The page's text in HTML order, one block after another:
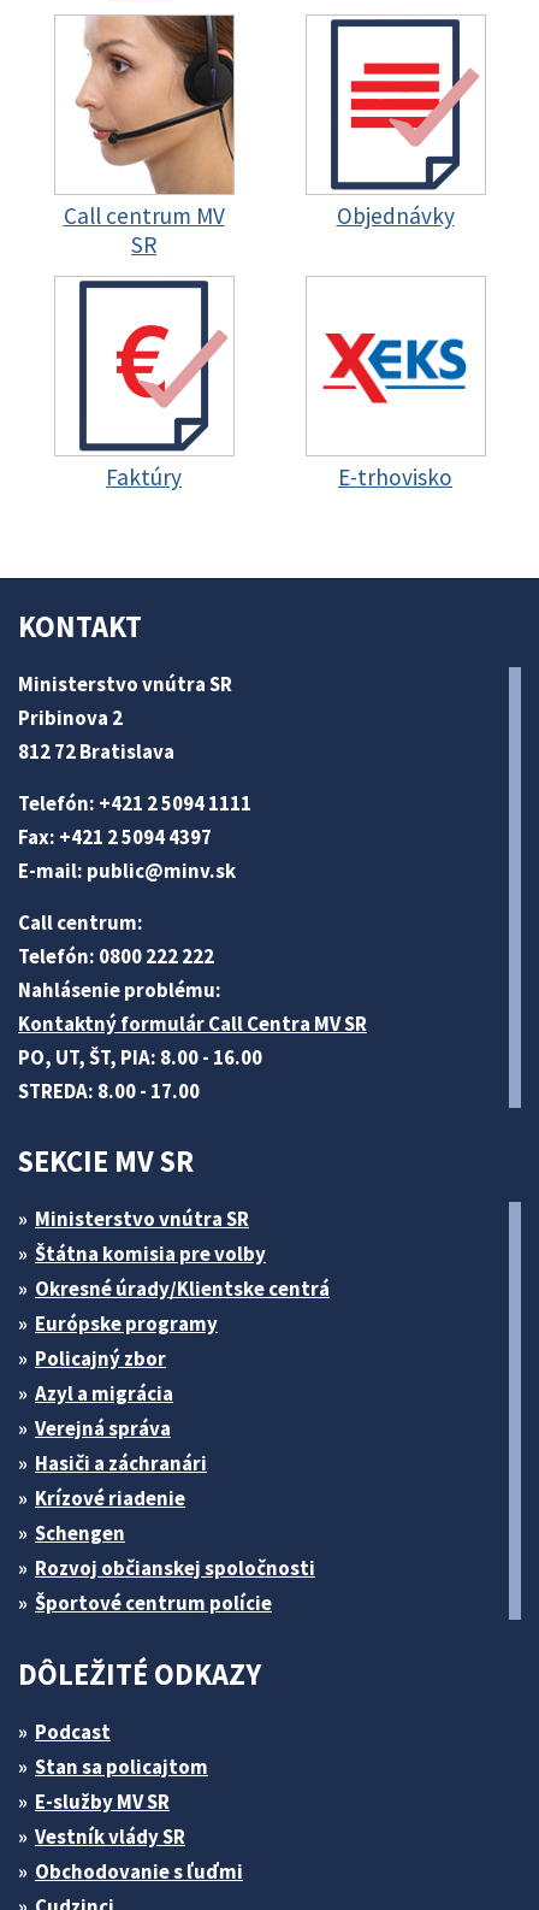
Call centrum MV
SR
Objednávky
Faktúry E-trhovisko
KONTAKT
Ministerstvo vnútra SR
Pribinova 2
812 72 Bratislava
Telefón: +421 2 5094 1111
Fax: +421 2 5094 4397
E-mail: public@minv.sk
Call centrum:
Telefón: 0800 222 222
Nahlásenie problému:
Kontaktný formulár Call Centra MV SR
PO, UT, ŠT, PIA: 8.00 - 16.00
STREDA: 8.00 - 17.00
SEKCIE MV SR
Ministerstvo vnútra SR
Štátna komisia pre volby
Okresné úrady/Klientske centrá
Európske programy
Policajný zbor
Azyl a migrácia
Verejná správa
Hasiči a záchranári
Krízové riadenie
Schengen
Rozvoj občianskej spoločnosti
Športové centrum polície
DÔLEŽITÉ ODKAZY
Podcast
Stan sa policajtom
E-služby MV SR
Vestník vlády SR
Obchodovanie s ľuďmi